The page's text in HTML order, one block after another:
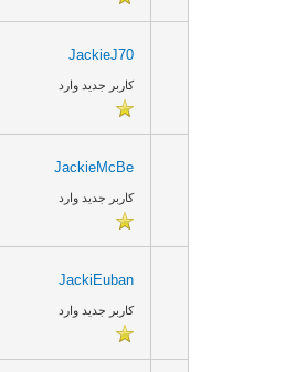
JackieJ70
کاربر جدید وارد
JackieMcBe
کاربر جدید وارد
JackiEuban
کاربر جدید وارد